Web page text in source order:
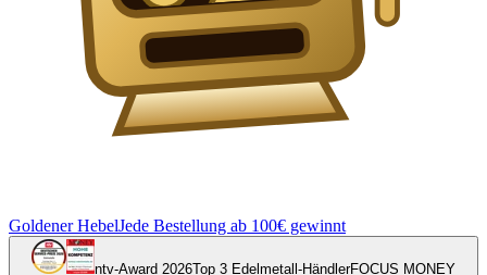
Goldener HebelJede Bestellung ab 100€ gewinnt
ntv-Award 2026Top 3 Edelmetall-HändlerFOCUS MONEY